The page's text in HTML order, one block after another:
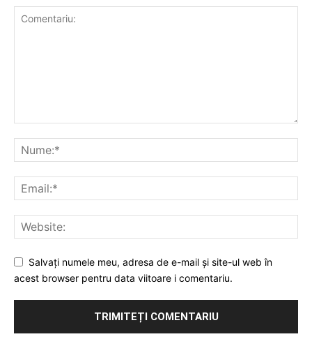
Salvați numele meu, adresa de e-mail și site-ul web în
acest browser pentru data viitoare i comentariu.